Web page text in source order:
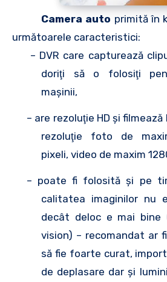
Camera auto primită în
următoarele caracteristici:
– DVR care capturează clipuri video clare dacă
doriţi să o folosiţi
maşinii,
– are rezoluţie HD şi
rezoluţie foto de
pixeli, video de maxim
– poate fi folosită şi pe
calitatea imaginilor nu
decât deloc e mai bine
vision) – recomandat ar
să fie foarte curat,
de deplasare dar şi